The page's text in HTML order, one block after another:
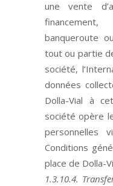
une vente
banqueroute
tout ou partie
société,
données
Dolla-Vial à
société opère
personnelles
Conditions
place de Dolla-
1.3.10.4.